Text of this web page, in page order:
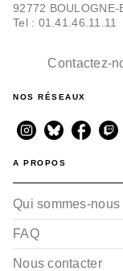
92772 BOULOGNE-
Tel : 01.41.46.11.11
Contactez-
NOS RÉSEAUX
A PROPOS
Qui sommes-nous
FAQ
Nous contacter